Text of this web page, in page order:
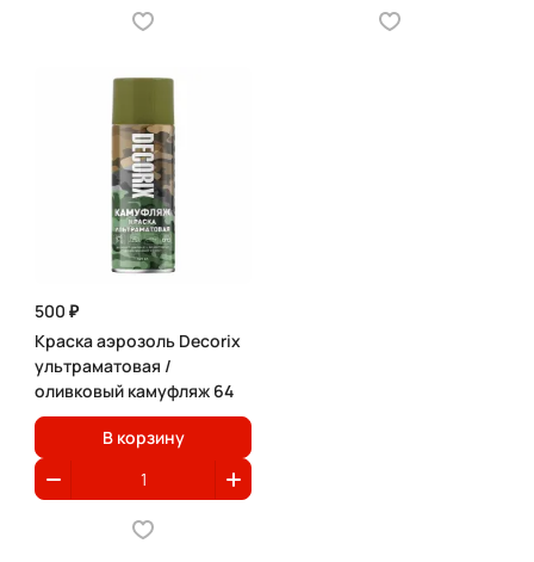
500 ₽
Краска аэрозоль Decorix
ультраматовая /
оливковый камуфляж 64
В корзину